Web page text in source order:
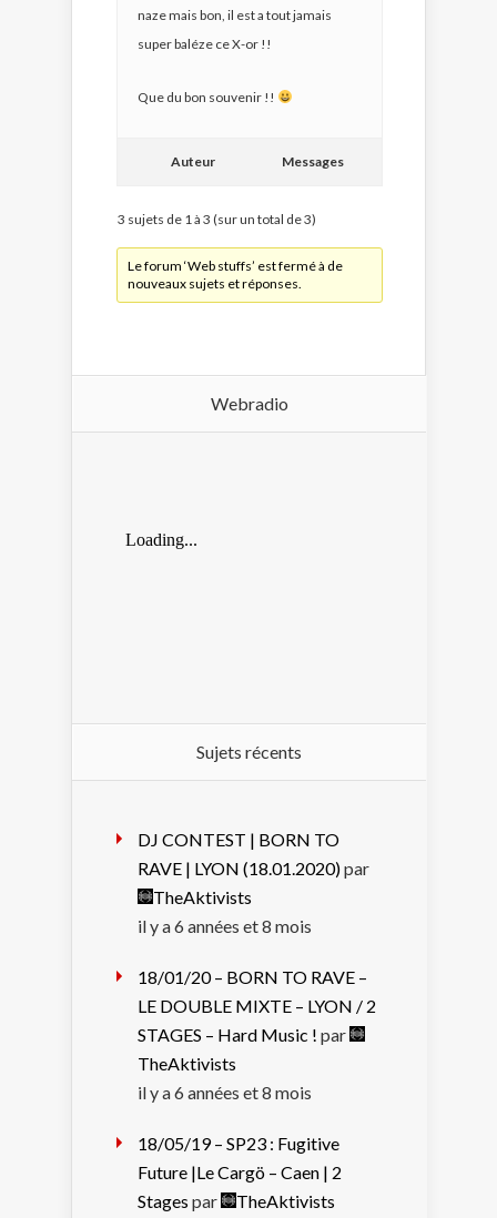
naze mais bon, il est a tout jamais
super baléze ce X-or !!
Que du bon souvenir !!
Auteur Messages
3 sujets de 1 à 3 (sur un total de 3)
Le forum ‘Web stuffs’ est fermé à de
nouveaux sujets et réponses.
Webradio
Sujets récents
DJ CONTEST | BORN TO
RAVE | LYON (18.01.2020)par
TheAktivists
il y a 6 années et 8 mois
18/01/20 – BORN TO RAVE –
LE DOUBLE MIXTE – LYON / 2
STAGES – Hard Music ! par
TheAktivists
il y a 6 années et 8 mois
18/05/19 – SP23 : Fugitive
Future |Le Cargö – Caen | 2
Stages par TheAktivists